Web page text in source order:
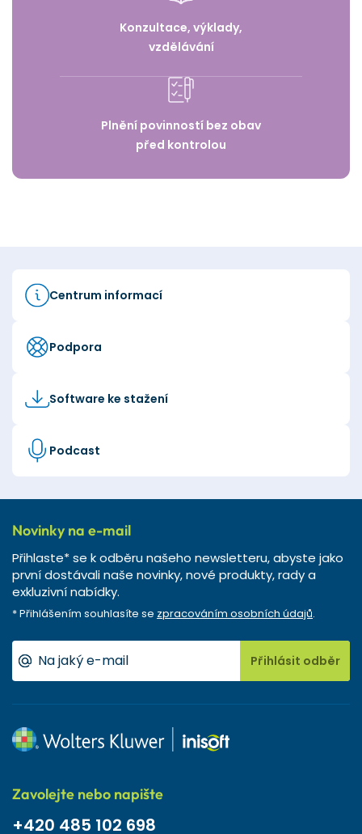
Konzultace, výklady,
vzdělávání
Plnění povinností bez obav
před kontrolou
Centrum informací
Podpora
Software ke stažení
Podcast
Novinky na e-mail
Přihlaste* se k odběru našeho newsletteru, abyste jako
první dostávali naše novinky, nové produkty, rady a
exkluzivní nabídky.
* Přihlášením souhlasíte se zpracováním osobních údajů.
Přihlásit odběr
Zavolejte nebo napište
+420 485 102 698